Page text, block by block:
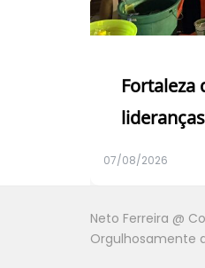
Fortaleza
07/08/2026
Neto Ferreira @
Orgulhosamente